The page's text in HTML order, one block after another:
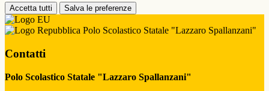
Accetta tutti Salva le preferenze
Polo Scolastico Statale "Lazzaro Spallanzani"
Contatti
Polo Scolastico Statale "Lazzaro Spallanzani"